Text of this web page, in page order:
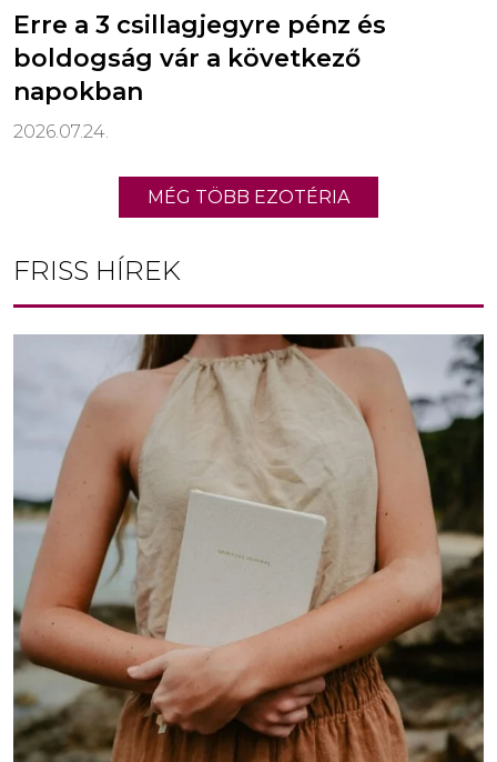
Erre a 3 csillagjegyre pénz és
boldogság vár a következő
napokban
2026.07.24.
MÉG TÖBB EZOTÉRIA
FRISS HÍREK